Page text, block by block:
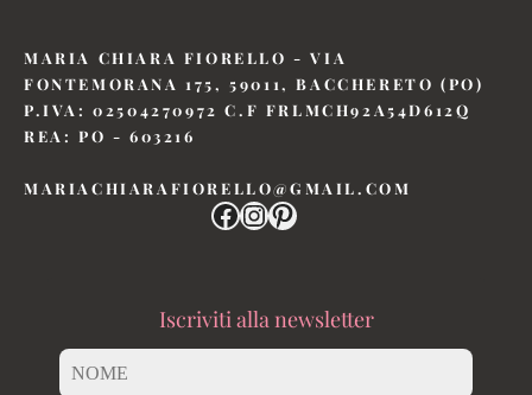
MARIA CHIARA FIORELLO - VIA
FONTEMORANA 175, 59011, BACCHERETO (PO)
P.IVA: 02504270972 C.F FRLMCH92A54D612Q
REA: PO - 603216
MARIACHIARAFIORELLO@GMAIL.COM
Iscriviti alla newsletter